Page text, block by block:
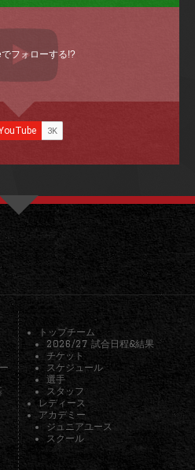
フォローする!?
トップチーム
2026/27 試合日程&結果
チケット
スケジュール
選手
スタッフ
レディース
アカデミー
ジュニアユース
スクール